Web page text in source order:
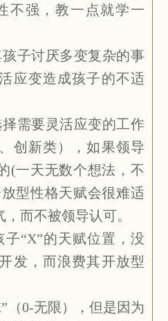
不强，教一点就学一
孩子讨厌多变复杂的事
应变造成孩子的不适
择需要灵活应变的工作
创新类），如果领导
(一天无数个想法，不
型性格天赋会很难适
而不被领导认可。
子“X”的天赋位置，没
发，而浪费其开放型
（0-无限），但是因为